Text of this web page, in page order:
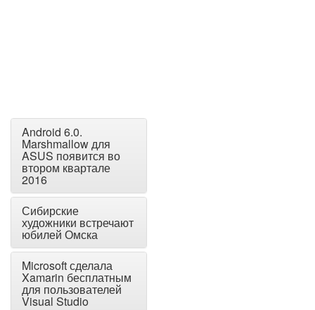
Android 6.0.
Marshmallow для
ASUS появится во
втором квартале
2016
Сибирские
художники встречают
юбилей Омска
Microsoft сделала
Xamarin бесплатным
для пользователей
Visual Studio